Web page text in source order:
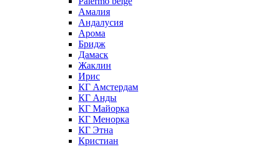
Амалия
Андалусия
Арома
Бридж
Дамаск
Жаклин
Ирис
КГ Амстердам
КГ Анды
КГ Майорка
КГ Менорка
КГ Этна
Кристиан